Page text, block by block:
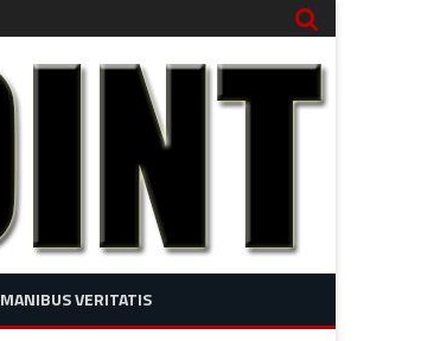
MANIBUS VERITATIS